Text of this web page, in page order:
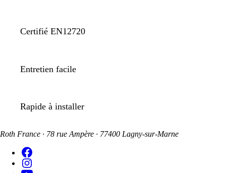
Certifié EN12720
Entretien facile
Rapide à installer
Roth France · 78 rue Ampère · 77400 Lagny-sur-Marne